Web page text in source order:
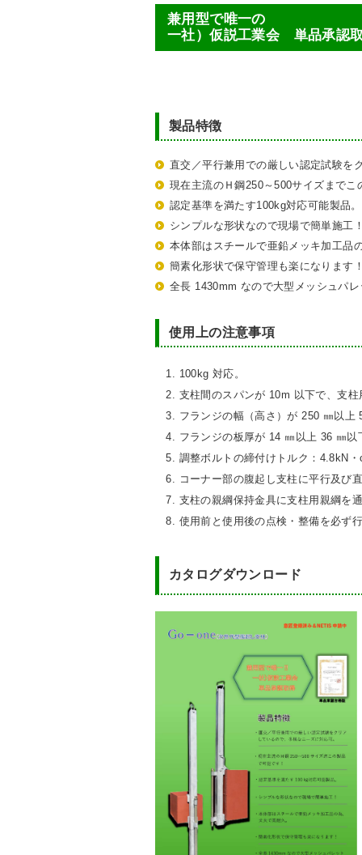
兼用型で唯一の
一社）仮説工業会 単品承認
製品特徴
直交／平行兼用での厳しい認定試験を
現在主流のＨ鋼250～500サイズまで
認定基準を満たす100kg対応可能製品
シンプルな形状なので現場で簡単施工
本体部はスチールで亜鉛メッキ加工品
簡素化形状で保守管理も楽になります
全長 1430mm なので大型メッシュパ
使用上の注意事項
1. 100kg 対応。
2. 支柱間のスパンが 10m 以下で、支
3. フランジの幅（高さ）が 250 ㎜以
4. フランジの板厚が 14 ㎜以上 36 ㎜
5. 調整ボルトの締付けトルク：4.8kN
6. コーナー部の腹起し支柱に平行及び
7. 支柱の親綱保持金具に支柱用親綱を
8. 使用前と使用後の点検・整備を必ず
カタログダウンロード